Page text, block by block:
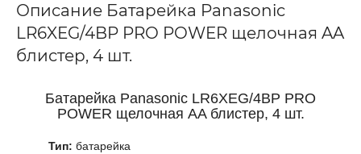
Описание Батарейка Panasonic
LR6XEG/4BP PRO POWER щелочная AA
блистер, 4 шт.
Батарейка Panasonic LR6XEG/4BP PRO
POWER щелочная AA блистер, 4 шт.
Тип: батарейка